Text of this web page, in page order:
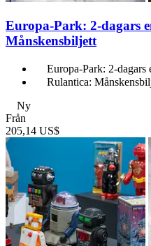
Europa-Park: 2-dagars
Månskensbiljett
Europa-Park: 2-dagars
Rulantica:
Ny
Från
205,14 US$